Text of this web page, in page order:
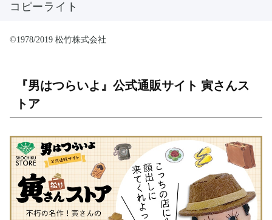
コピーライト
©1978/2019 松竹株式会社
『男はつらいよ』公式通販サイト 寅さんス
トア